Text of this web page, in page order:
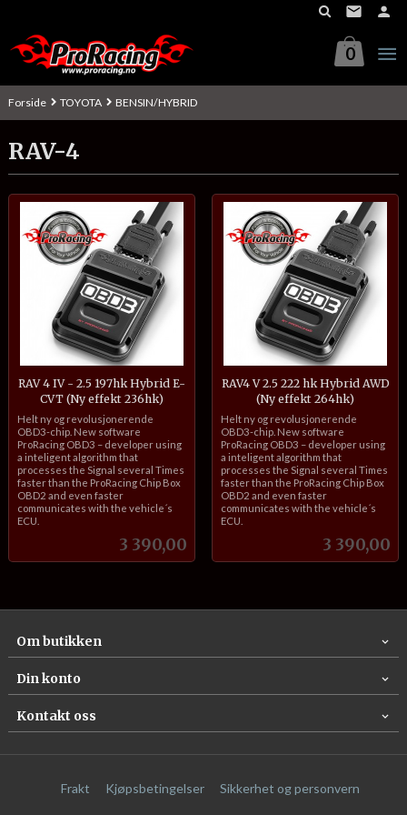
innholdet
0
Forside TOYOTA BENSIN/HYBRID
RAV-4
RAV 4 IV - 2.5 197hk Hybrid E-
CVT (Ny effekt 236hk)
Pris
3 390,00
inkl.
mva.
Helt ny og revolusjonerende
OBD3-chip. New software
ProRacing OBD3 – developer using
a inteligent algorithm that
processes the Signal several Times
faster than the ProRacing Chip Box
OBD2 and even faster
communicates with the vehicle´s
ECU.
RAV4 V 2.5 222 hk Hybrid AWD
(Ny effekt 264hk)
Pris
3 390,00
inkl.
mva.
Helt ny og revolusjonerende
OBD3-chip. New software
ProRacing OBD3 – developer using
a inteligent algorithm that
processes the Signal several Times
faster than the ProRacing Chip Box
OBD2 and even faster
communicates with the vehicle´s
ECU.
Om butikken
Din konto
Kontakt oss
Frakt Kjøpsbetingelser Sikkerhet og personvern